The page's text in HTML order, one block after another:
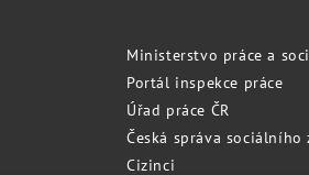
Ministerstvo práce a
Portál inspekce práce
Úřad práce ČR
Česká správa sociálního
Cizinci